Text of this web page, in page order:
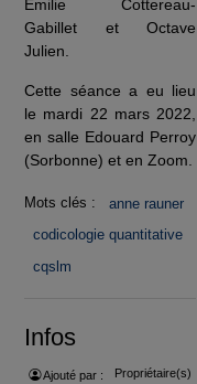
Emilie Cottereau-
Gabillet et Octave
Julien.
Cette séance a eu lieu
le mardi 22 mars 2022,
en salle Edouard Perroy
(Sorbonne) et en Zoom.
Mots clés :
anne rauner
codicologie quantitative
cqslm
Infos
Ajouté par :
Propriétaire(s)